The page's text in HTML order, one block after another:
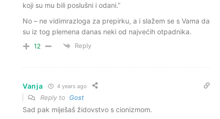
koji su mu bili poslušni i odani.”
No – ne vidimrazloga za prepirku, a i slažem se s Vama da
su iz tog plemena danas neki od najvećih otpadnika.
12 Reply
Vanja 4 years ago
Reply to Gost
Sad pak miješaš židovstvo s cionizmom.